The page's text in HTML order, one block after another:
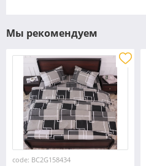
Мы рекомендуем
code: BC2G158434